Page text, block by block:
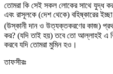
তোমরা কি সেই সকল লোকের সাথে যুদ্ধ
এবং রাসূলকে (দেশ থেকে) বহিষ্কারের
(উস্কানী দান ও উত্যক্তকরণের কাজ)
কর? (যদি তাই হয়) তবে তো আল্লাহই এ
করবে যদি তোমরা মুমিন হও।
তাফসীরঃ